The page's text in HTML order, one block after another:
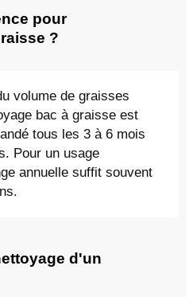
pour
?
volume de graisses
bac à graisse est
tous les 3 à 6 mois
Pour un usage
annuelle suffit souvent
d'un